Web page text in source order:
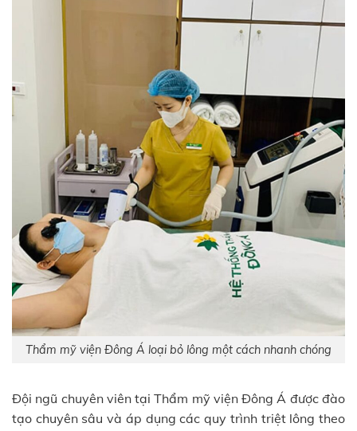
Thẩm mỹ viện Đông Á loại bỏ lông một cách nhanh chóng
Đội ngũ chuyên viên tại Thẩm mỹ viện Đông Á được đào
tạo chuyên sâu và áp dụng các quy trình triệt lông theo